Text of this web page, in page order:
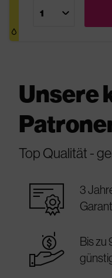
Unsere
Top Qualität -
warranty_certificate
3
best_price
Bis zu